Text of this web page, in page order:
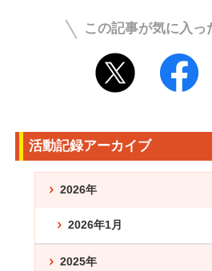
この記事が気に入っ
活動記録アーカイブ
2026年
2026年1月
2025年